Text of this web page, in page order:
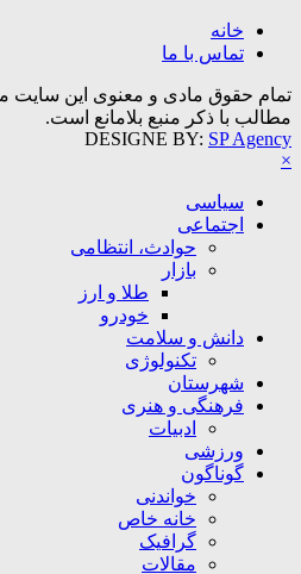
خانه
تماس با ما
تمام حقوق مادی و معنوی این سایت
مطالب با ذکر منبع بلامانع است.
DESIGNE BY: SP Agency
×
سیاسی
اجتماعی
حوادث، انتظامی
بازار
طلا و ارز
خودرو
دانش و سلامت
تکنولوژی
شهرستان
فرهنگی و هنری
ادبیات
ورزشی
گوناگون
خواندنی
خانه خاص
گرافیک
مقالات